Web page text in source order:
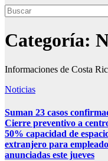
Categoría:
Informaciones de Costa
Noticias
Suman 23 casos
Cierre preventivo a
50% capacidad de
extranjero para
anunciadas este jueves